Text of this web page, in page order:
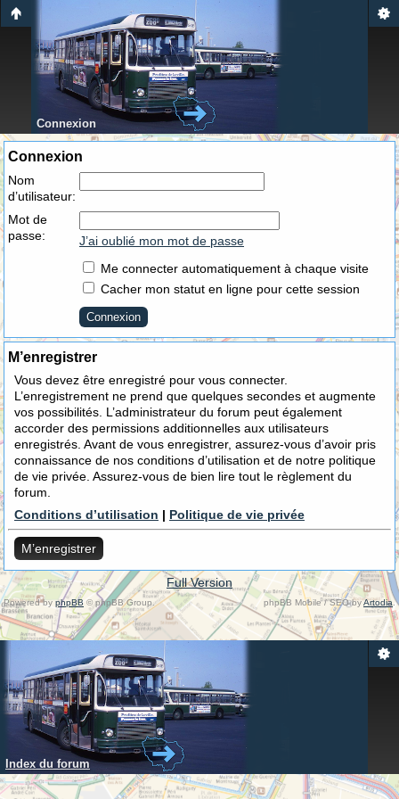
Connexion
Connexion
Nom
d’utilisateur:
Mot de
passe:
J’ai oublié mon mot de passe
Me connecter automatiquement à chaque visite
Cacher mon statut en ligne pour cette session
M’enregistrer
Vous devez être enregistré pour vous connecter.
L’enregistrement ne prend que quelques secondes et augmente
vos possibilités. L’administrateur du forum peut également
accorder des permissions additionnelles aux utilisateurs
enregistrés. Avant de vous enregistrer, assurez-vous d’avoir pris
connaissance de nos conditions d’utilisation et de notre politique
de vie privée. Assurez-vous de bien lire tout le règlement du
forum.
Conditions d’utilisation | Politique de vie privée
M’enregistrer
Full Version
Powered byphpBB © phpBB Group. phpBB Mobile / SEO byArtodia .
Index du forum